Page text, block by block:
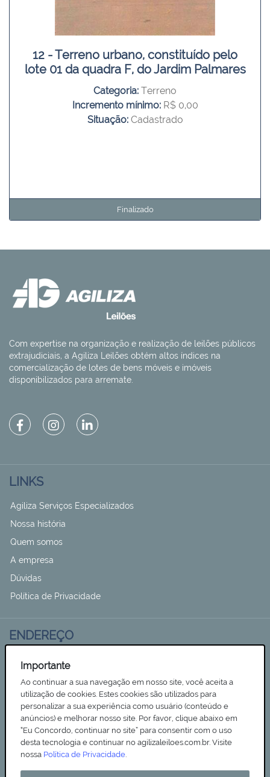
12 - Terreno urbano, constituído pelo
lote 01 da quadra F, do Jardim Palmares
Categoria: Terreno
Incremento mínimo: R$ 0,00
Situação: Cadastrado
Finalizado
Com expertise na organização e realização de leilões públicos
extrajudiciais, a Agiliza Leilões obtém altos índices na
comercialização de lotes de bens móveis e imóveis
disponibilizados para arremate.
LINKS
Agiliza Serviços Especializados
Nossa história
Quem somos
A empresa
Dúvidas
Política de Privacidade
ENDEREÇO
Rua Albânia, n° 155 - Jardim Igapó - CEP 86.046-29
Londrina - Paraná
Tel (043) 3878 7000
contato@agiliza.srv.br
8:00h às 18:00h
Importante
Ao continuar a sua navegação em nosso site, você aceita a
utilização de cookies. Estes cookies são utilizados para
personalizar a sua experiência como usuário (conteúdo e
anúncios) e melhorar nosso site. Por favor, clique abaixo em
“Eu Concordo, continuar no site” para consentir com o uso
desta tecnologia e continuar no agilizaleiloes.com.br. Visite
nossa Política de Privacidade.